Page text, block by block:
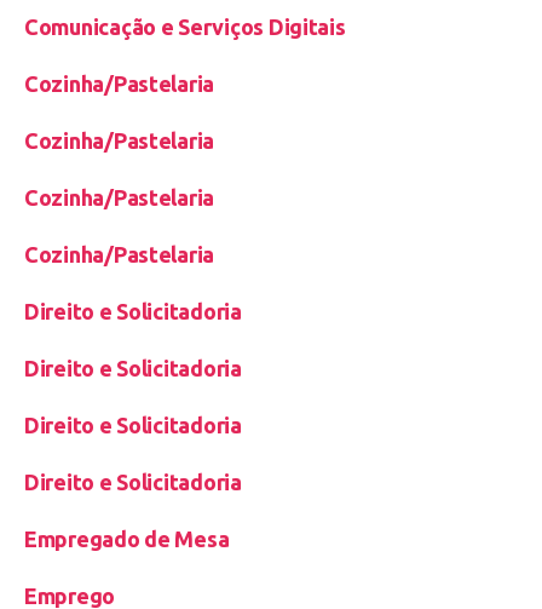
Comunicação e Serviços Digitais
Cozinha/Pastelaria
Cozinha/Pastelaria
Cozinha/Pastelaria
Cozinha/Pastelaria
Direito e Solicitadoria
Direito e Solicitadoria
Direito e Solicitadoria
Direito e Solicitadoria
Empregado de Mesa
Emprego